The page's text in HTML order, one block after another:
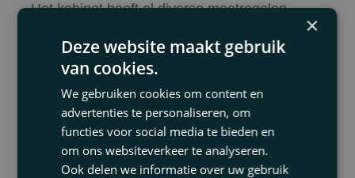
Het kabinet heeft al diverse maatregelen
steunkader. Zonder volledig te willen zijn, kan
worden gewezen op de volgende
maatregelen. Bedrijven die in financiële
problemen raken, kunnen uitstel van betaling
van belasting krijgen. Verder is de Garantie
Ondernemersfinanciering verhoogd, waarmee
×
Deze website maakt gebruik
van cookies.
We gebruiken cookies om content en
advertenties te personaliseren, om
functies voor social media te bieden en
om ons websiteverkeer te analyseren.
Ook delen we informatie over uw gebruik